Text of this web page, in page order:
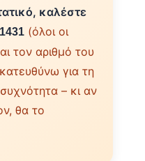
καλέστε
(όλοι οι
τον αριθμό του
για τη
– κι αν
θα το